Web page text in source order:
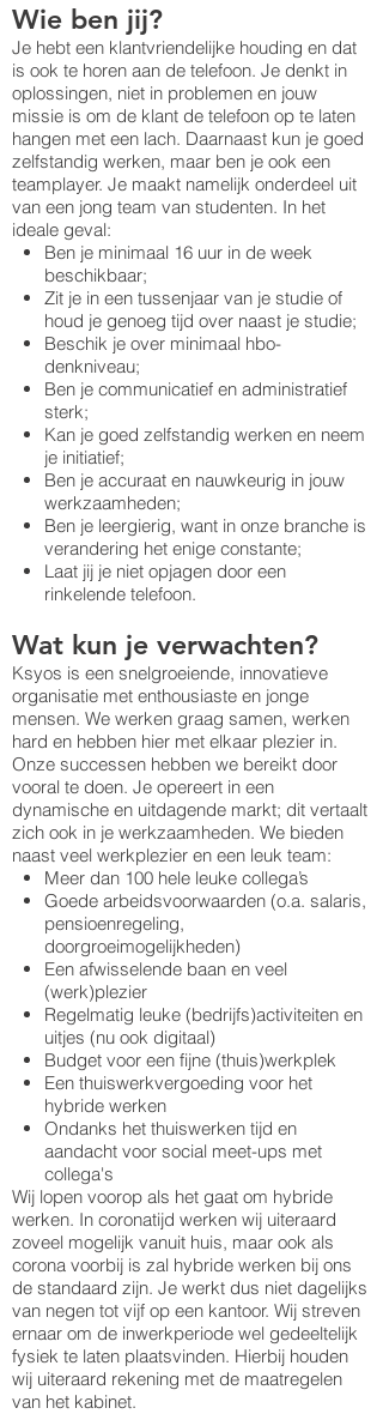
Wie ben jij?
Je hebt een klantvriendelijke houding en dat
is ook te horen aan de telefoon. Je denkt in
oplossingen, niet in problemen en jouw
missie is om de klant de telefoon op te laten
hangen met een lach. Daarnaast kun je goed
zelfstandig werken, maar ben je ook een
teamplayer. Je maakt namelijk onderdeel uit
van een jong team van studenten. In het
ideale geval:
Ben je minimaal 16 uur in de week
beschikbaar;
Zit je in een tussenjaar van je studie of
houd je genoeg tijd over naast je studie;
Beschik je over minimaal hbo-
denkniveau;
Ben je communicatief en administratief
sterk;
Kan je goed zelfstandig werken en neem
je initiatief;
Ben je accuraat en nauwkeurig in jouw
werkzaamheden;
Ben je leergierig, want in onze branche is
verandering het enige constante;
Laat jij je niet opjagen door een
rinkelende telefoon.
Wat kun je verwachten?
Ksyos is een snelgroeiende, innovatieve
organisatie met enthousiaste en jonge
mensen. We werken graag samen, werken
hard en hebben hier met elkaar plezier in.
Onze successen hebben we bereikt door
vooral te doen. Je opereert in een
dynamische en uitdagende markt; dit vertaalt
zich ook in je werkzaamheden. We bieden
naast veel werkplezier en een leuk team:
Meer dan 100 hele leuke collega’s
Goede arbeidsvoorwaarden (o.a. salaris,
pensioenregeling,
doorgroeimogelijkheden)
Een afwisselende baan en veel
(werk)plezier
Regelmatig leuke (bedrijfs)activiteiten en
uitjes (nu ook digitaal)
Budget voor een fijne (thuis)werkplek
Een thuiswerkvergoeding voor het
hybride werken
Ondanks het thuiswerken tijd en
aandacht voor social meet-ups met
collega's
Wij lopen voorop als het gaat om hybride
werken. In coronatijd werken wij uiteraard
zoveel mogelijk vanuit huis, maar ook als
corona voorbij is zal hybride werken bij ons
de standaard zijn. Je werkt dus niet dagelijks
van negen tot vijf op een kantoor. Wij streven
ernaar om de inwerkperiode wel gedeeltelijk
fysiek te laten plaatsvinden. Hierbij houden
wij uiteraard rekening met de maatregelen
van het kabinet.